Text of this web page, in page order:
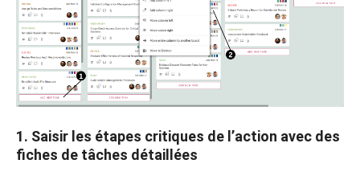
1. Saisir les étapes critiques de l’action avec des
fiches de tâches détaillées